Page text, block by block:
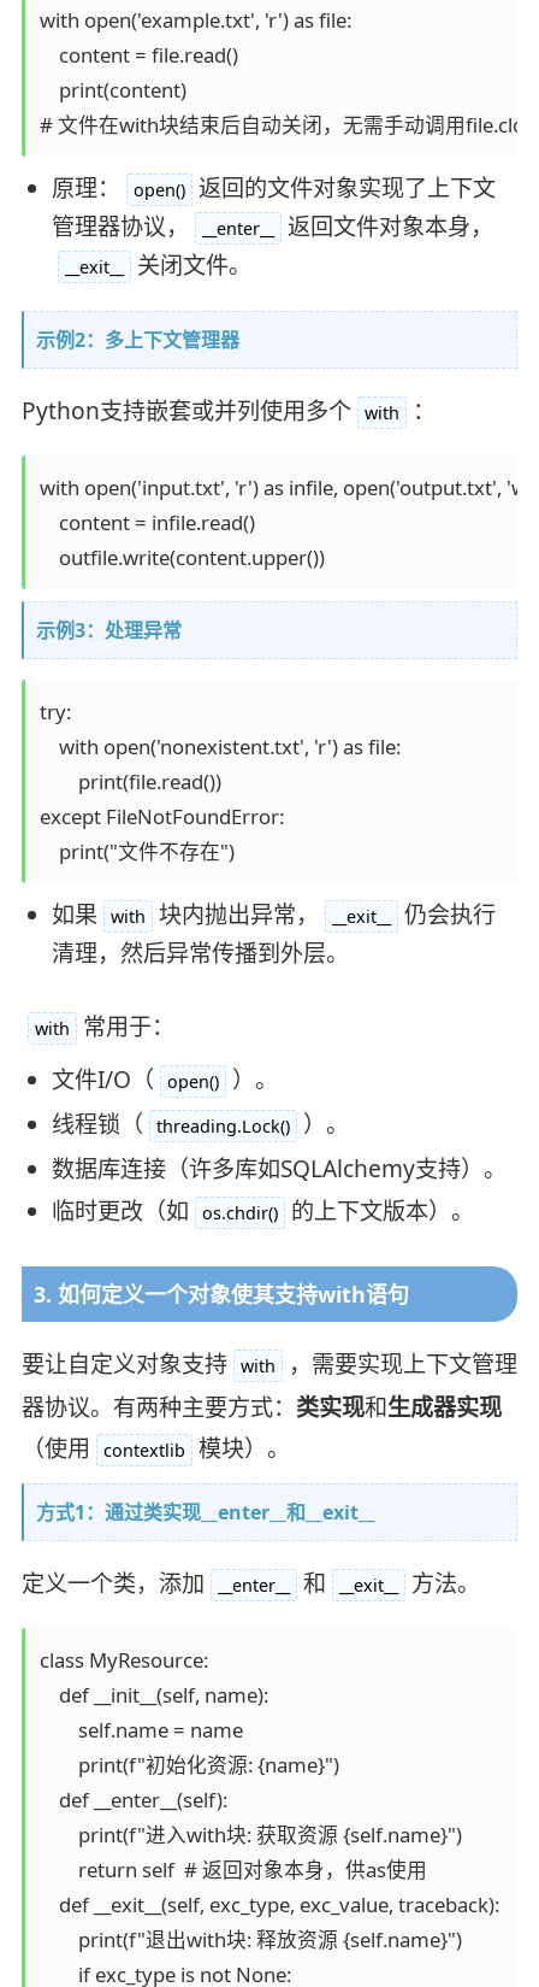
with open('example.txt', 'r') as file:
    content = file.read()
    print(content)
原理： open()
返回的文件对象实现了上下文
管理器协议，
__enter__ 返回文件对象本身，
__exit__ 关闭文件。
示例2：多上下文管理器
Python支持嵌套或并列使用多个 with ：
with open('input.txt', 'r') as infile, open('output.txt',
    content = infile.read()
    outfile.write(content.upper())
示例3：处理异常
try:
    with open('nonexistent.txt', 'r') as file:
        print(file.read())
except FileNotFoundError:
    print("文件不存在")
如果 with 块内抛出异常， __exit__
仍会执行
清理，然后异常传播到外层。
with
常用于：
文件I/O（
open()
）。
线程锁（
threading.Lock()
）。
数据库连接（许多库如SQLAlchemy支持）。
临时更改（如
os.chdir() 的上下文版本）。
3. 如何定义一个对象使其支持with语句
要让自定义对象支持 with
，需要实现上下文管理
器协议。有两种主要方式： 类实现和生成器实现
（使用
contextlib 模块）。
方式1：通过类实现__enter__和__exit__
定义一个类，添加 __enter__ 和 __exit__ 方法。
class MyResource:
    def __init__(self, name):
        self.name = name
        print(f"初始化资源: {name}")
    def __enter__(self):
        print(f"进入with块: 获取资源 {self.name}")
        return self  # 返回对象本身，供as使用
    def __exit__(self, exc_type, exc_value, traceback):
        print(f"退出with块: 释放资源 {self.name}")
        if exc_type is not None: